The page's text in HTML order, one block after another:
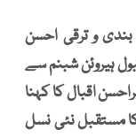
بندی و ترقی احسن
ہیروئن شبنم سے
اقبال کا کہنا
مستقبل نئی نسل